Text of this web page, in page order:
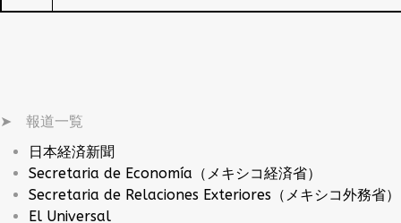
➤ 報道一覧
日本経済新聞
Secretaria de Economía（メキシコ経済省）
Secretaria de Relaciones Exteriores（メキシコ外務省）
El Universal